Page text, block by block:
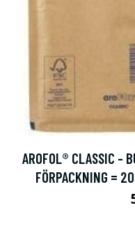
AROFOL® CLASSIC -
FÖRPACKNING =